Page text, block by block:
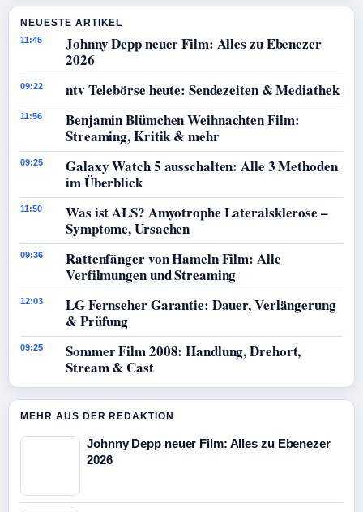
NEUESTE ARTIKEL
11:45
Johnny Depp neuer Film: Alles zu Ebenezer
2026
09:22 ntv Telebörse heute: Sendezeiten & Mediathek
11:56
Benjamin Blümchen Weihnachten Film:
Streaming, Kritik & mehr
09:25
Galaxy Watch 5 ausschalten: Alle 3 Methoden
im Überblick
11:50
Was ist ALS? Amyotrophe Lateralsklerose –
Symptome, Ursachen
09:36
Rattenfänger von Hameln Film: Alle
Verfilmungen und Streaming
12:03
LG Fernseher Garantie: Dauer, Verlängerung
& Prüfung
09:25
Sommer Film 2008: Handlung, Drehort,
Stream & Cast
MEHR AUS DER REDAKTION
Johnny Depp neuer Film: Alles zu Ebenezer
2026